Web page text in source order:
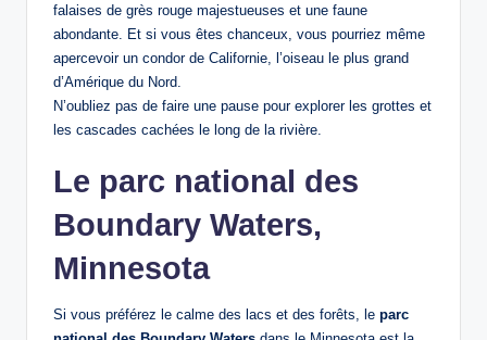
falaises de grès rouge majestueuses et une faune
abondante. Et si vous êtes chanceux, vous pourriez même
apercevoir un condor de Californie, l’oiseau le plus grand
d’Amérique du Nord.
N’oubliez pas de faire une pause pour explorer les grottes et
les cascades cachées le long de la rivière.
Le parc national des
Boundary Waters,
Minnesota
Si vous préférez le calme des lacs et des forêts, le parc